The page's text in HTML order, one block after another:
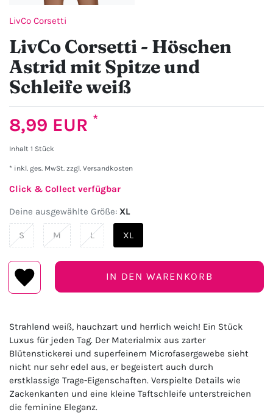
LivCo Corsetti
LivCo Corsetti - Höschen
Astrid mit Spitze und
Schleife weiß
8,99 EUR *
Inhalt 1 Stück
* inkl. ges. MwSt. zzgl. Versandkosten
Click & Collect verfügbar
Deine ausgewählte Größe: XL
S M L XL
IN DEN WARENKORB
Strahlend weiß, hauchzart und herrlich weich! Ein Stück
Luxus für jeden Tag. Der Materialmix aus zarter
Blütenstickerei und superfeinem Microfasergewebe sieht
nicht nur sehr edel aus, er begeistert auch durch
erstklassige Trage-Eigenschaften. Verspielte Details wie
Zackenkanten und eine kleine Taftschleife unterstreichen
die feminine Eleganz.